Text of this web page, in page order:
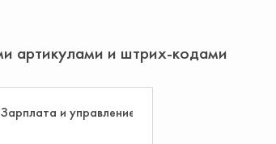
артикулами и штрих-кодами